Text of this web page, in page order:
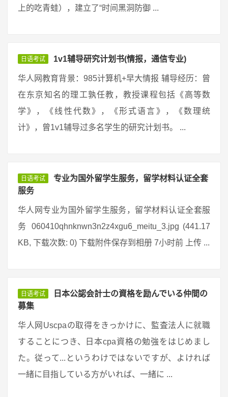
上的吃青蛙），建立了“时间黑洞防御 ...
日语考试 1v1辅导研究计划书(情报，通信专业)
华人网教育背景：985计算机+早大情报 辅导经历：曾
在东京知名的理工孰任教，教授课程包括《高等数
学》，《线性代数》，《形式语言》，《数理统
计》，曾1v1辅导过多名学生的研究计划书。 ...
日语考试
专业为国外留学生服务，留学材料认证全套
服务
华人网专业为国外留学生服务，留学材料认证全套服
务 060410qhnknwn3n2z4xgu6_meitu_3.jpg (441.17
KB, 下载次数: 0) 下载附件保存到相册 7小时前 上传 ...
日语考试
日本公認会計士の資格を励んでいる仲間の
募集
华人网Uscpaの取得をきっかけに、監査法人に就職
することにつき、日本cpa資格の勉強をはじめまし
た。従って...というわけではないですが、よければ
一緒に目指している方がいれば、一緒に ...